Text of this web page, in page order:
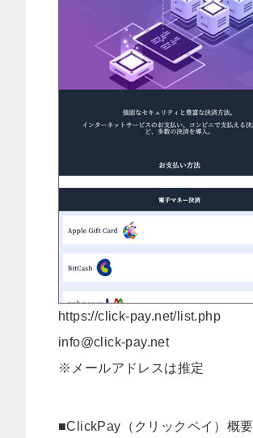
https://click-pay.net/list.php
info@click-pay.net
※メールアドレスは推定
■ClickPay（クリックペイ）概要